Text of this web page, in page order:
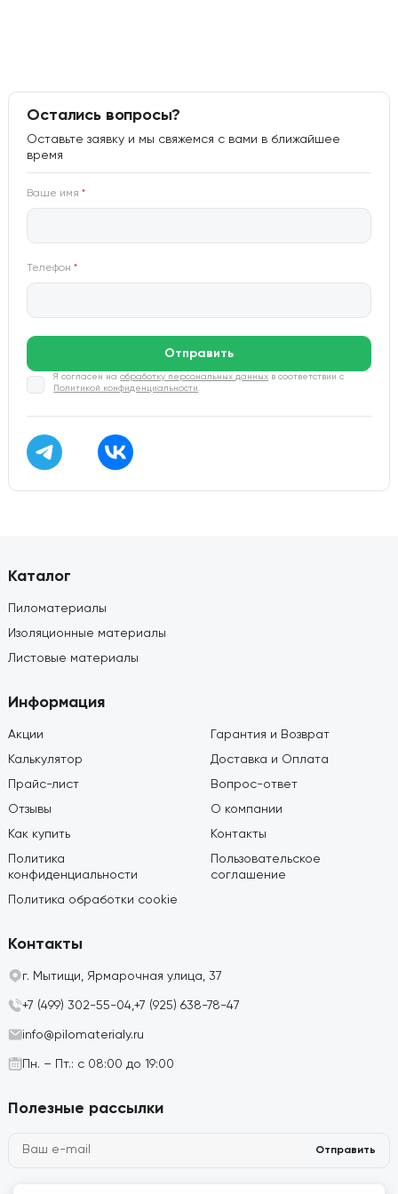
Остались вопросы?
Оставьте заявку и мы свяжемся с вами в ближайшее
время
Ваше имя*
Телефон*
Отправить
Я согласен наобработку персональных данных в соответствии с
Политикой конфиденциальности
Каталог
Пиломатериалы
Изоляционные материалы
Листовые материалы
Информация
Акции
Калькулятор
Прайс-лист
Отзывы
Как купить
Политика
конфиденциальности
Политика обработки cookie
Гарантия и Возврат
Доставка и Оплата
Вопрос-ответ
О компании
Контакты
Пользовательское
соглашение
Контакты
г. Мытищи, Ярмарочная улица, 37
+7 (499) 302-55-04,+7 (925) 638-78-47
info@pilomaterialy.ru
Пн. – Пт.: с 08:00 до 19:00
Полезные рассылки
Отправить